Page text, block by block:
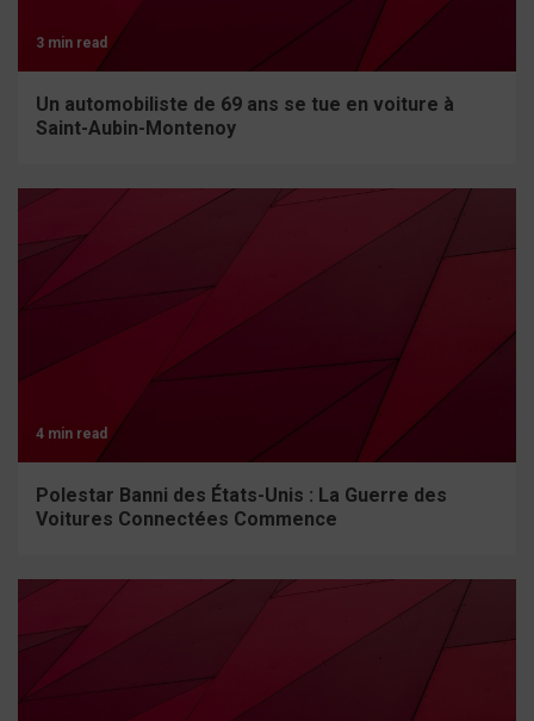
3 min read
Un automobiliste de 69 ans se tue en voiture à
Saint-Aubin-Montenoy
4 min read
Polestar Banni des États-Unis : La Guerre des
Voitures Connectées Commence